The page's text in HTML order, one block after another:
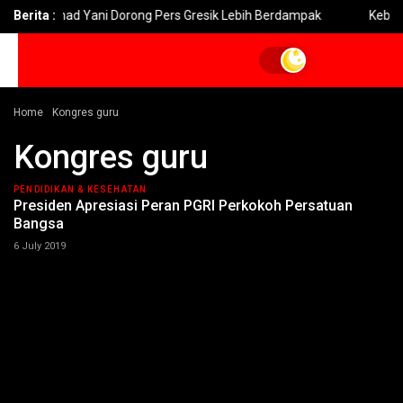
Berita :Yani Dorong Pers Gresik Lebih Berdampak
Home Kongres guru
Kongres guru
PENDIDIKAN & KESEHATAN
Presiden Apresiasi Peran PGRI Perkokoh Persatuan
Bangsa
6 July 2019